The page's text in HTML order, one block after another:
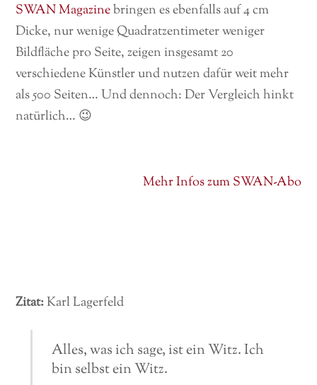
SWAN Magazinebringen es ebenfalls auf 4 cm
Dicke, nur wenige Quadratzentimeter weniger
Bildfläche pro Seite, zeigen insgesamt 20
verschiedene Künstler und nutzen dafür weit mehr
als 500 Seiten… Und dennoch: Der Vergleich hinkt
natürlich… 😉
Mehr Infos zum SWAN-Abo
Zitat:Karl Lagerfeld
Alles, was ich sage, ist ein Witz. Ich
bin selbst ein Witz.